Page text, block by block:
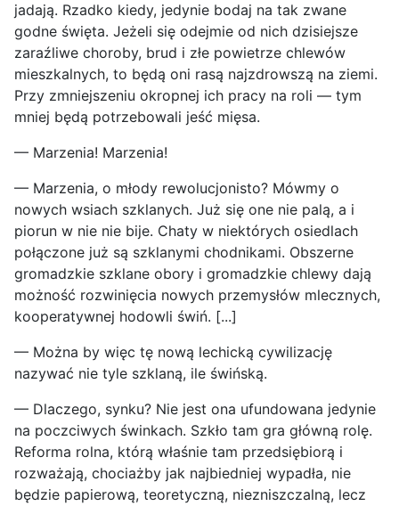
jadają. Rzadko kiedy, jedynie bodaj na tak zwane
godne święta. Jeżeli się odejmie od nich dzisiejsze
zaraźliwe choroby, brud i złe powietrze chlewów
mieszkalnych, to będą oni rasą najzdrowszą na ziemi.
Przy zmniejszeniu okropnej ich pracy na roli — tym
mniej będą potrzebowali jeść mięsa.
— Marzenia! Marzenia!
— Marzenia, o młody rewolucjonisto? Mówmy o
nowych wsiach szklanych. Już się one nie palą, a i
piorun w nie nie bije. Chaty w niektórych osiedlach
połączone już są szklanymi chodnikami. Obszerne
gromadzkie szklane obory i gromadzkie chlewy dają
możność rozwinięcia nowych przemysłów mlecznych,
kooperatywnej hodowli świń. [...]
— Można by więc tę nową lechicką cywilizację
nazywać nie tyle szklaną, ile świńską.
— Dlaczego, synku? Nie jest ona ufundowana jedynie
na poczciwych świnkach. Szkło tam gra główną rolę.
Reforma rolna, którą właśnie tam przedsiębiorą i
rozważają, chociażby jak najbiedniej wypadła, nie
będzie papierową, teoretyczną, niezniszczalną, lecz